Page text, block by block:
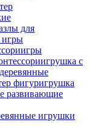
для
игры
игры
игрушка с
деревянные
фигуригрушка
развивающие
игрушки